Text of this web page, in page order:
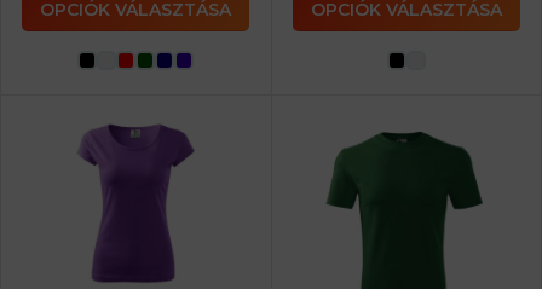
OPCIÓK VÁLASZTÁSA OPCIÓK VÁLASZTÁSA